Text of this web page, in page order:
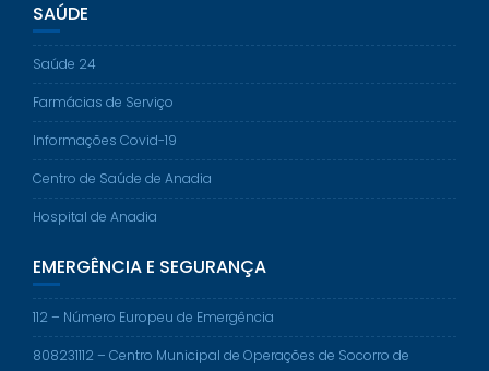
SAÚDE
Saúde 24
Farmácias de Serviço
Informações Covid-19
Centro de Saúde de Anadia
Hospital de Anadia
EMERGÊNCIA E SEGURANÇA
112 – Número Europeu de Emergência
808231112 – Centro Municipal de Operações de Socorro de